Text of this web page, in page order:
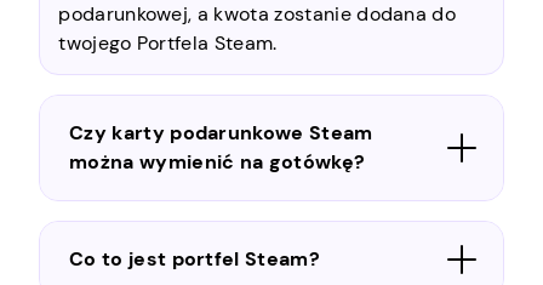
podarunkowej, a kwota zostanie dodana do
twojego Portfela Steam.
Czy karty podarunkowe Steam
można wymienić na gotówkę?
Co to jest portfel Steam?